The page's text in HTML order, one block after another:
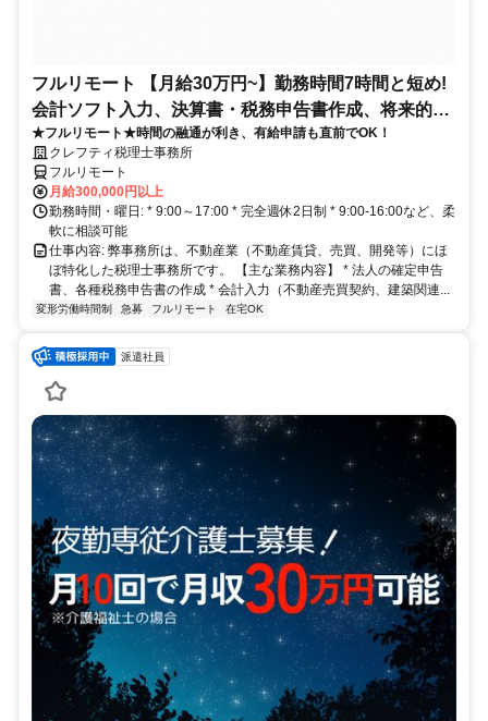
フルリモート 【月給30万円~】勤務時間7時間と短め!
会計ソフト入力、決算書・税務申告書作成、将来的に
決算説明も
★フルリモート★時間の融通が利き、有給申請も直前でOK！
クレフティ税理士事務所
フルリモート
月給300,000円以上
勤務時間・曜日: * 9:00～17:00 * 完全週休2日制 * 9:00-16:00など、柔
軟に相談可能
仕事内容: 弊事務所は、不動産業（不動産賃貸、売買、開発等）にほ
ぼ特化した税理士事務所です。 【主な業務内容】 * 法人の確定申告
書、各種税務申告書の作成 * 会計入力（不動産売買契約、建築関連...
変形労働時間制 急募 フルリモート 在宅OK
派遣社員